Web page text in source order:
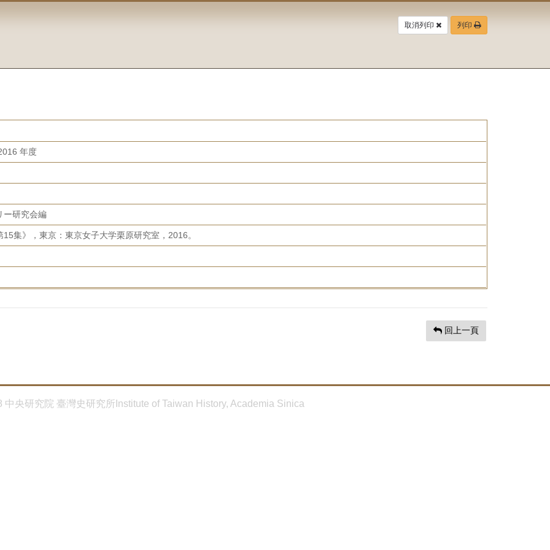
取消列印 列印
年度
ー研究会編
15集》，東京：東京女子大学栗原研究室，2016。
回上一頁
中央研究院 臺灣史研究所Institute of Taiwan History, Academia Sinica